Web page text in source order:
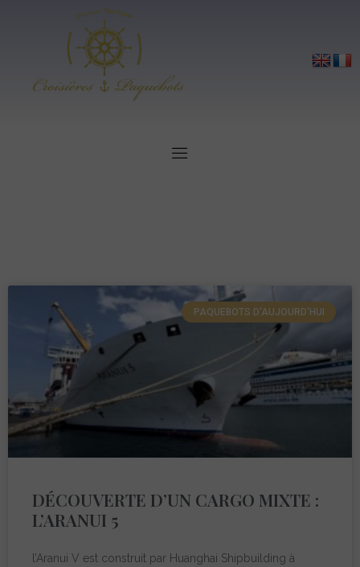
PAQUEBOTS D'AUJOURD'HUI
DÉCOUVERTE D’UN CARGO MIXTE :
L’ARANUI 5
l’Aranui V est construit par Huanghai Shipbuilding à